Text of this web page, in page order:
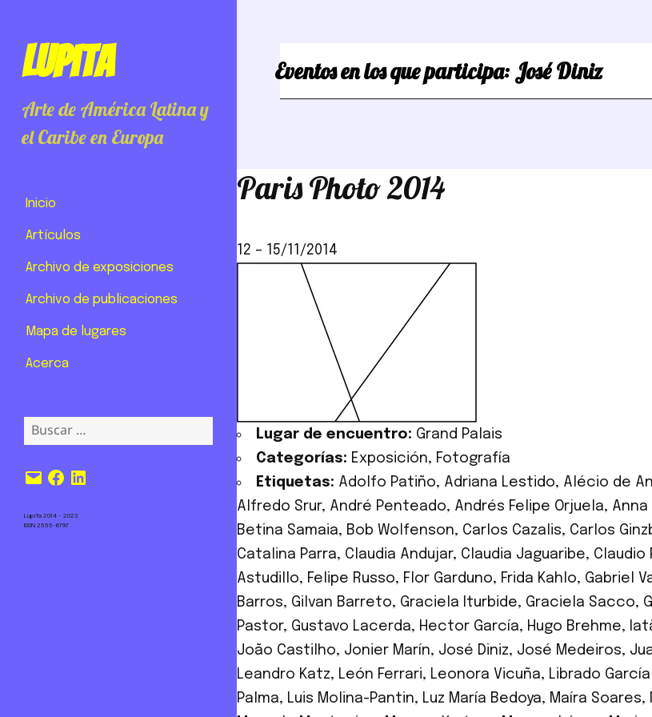
Lupita
Arte de América Latina y
el Caribe en Europa
Inicio
Artículos
Archivo de exposiciones
Archivo de publicaciones
Mapa de lugares
Acerca
Buscar:
Correo
electrónico
Facebook
LinkedIn
Lupita 2014 – 2023
ISSN 2555-6797
Eventos en los que participa: José Diniz
Paris Photo 2014
12 – 15/11/2014
Lugar de encuentro: Grand Palais
Categorías: Exposición, Fotografía
Etiquetas: Adolfo Patiño, Adriana Lestido, Alécio de
Alfredo Srur, André Penteado, Andrés Felipe Orjuela, Anna
Betina Samaia, Bob Wolfenson, Carlos Cazalis, Carlos
Catalina Parra, Claudia Andujar, Claudia Jaguaribe, Claudio
Astudillo, Felipe Russo, Flor Garduno, Frida Kahlo, Gabriel
Barros, Gilvan Barreto, Graciela Iturbide, Graciela Sacco,
Pastor, Gustavo Lacerda, Hector García, Hugo Brehme,
João Castilho, Jonier Marín, José Diniz, José Medeiros,
Leandro Katz, León Ferrari, Leonora Vicuña, Librado
Palma, Luis Molina-Pantin, Luz María Bedoya, Maíra Soares,